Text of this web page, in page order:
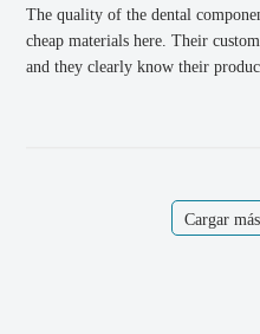
The quality of the dental
cheap materials here. Their
and they clearly know their
Cargar